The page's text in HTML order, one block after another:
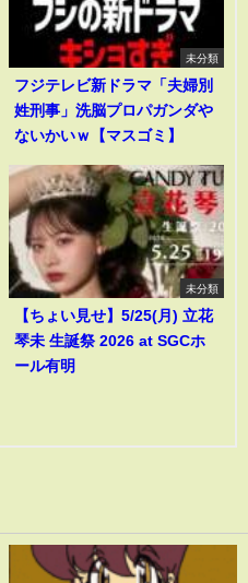
未分類
フジテレビ新ドラマ「夫婦別
姓刑事」洗脳プロパガンダや
ないかいｗ【マスゴミ】
未分類
【ちょい見せ】5/25(月) 立花
琴未 生誕祭 2026 at SGCホ
ール有明